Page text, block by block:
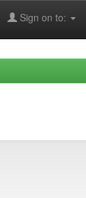
Sign on to: